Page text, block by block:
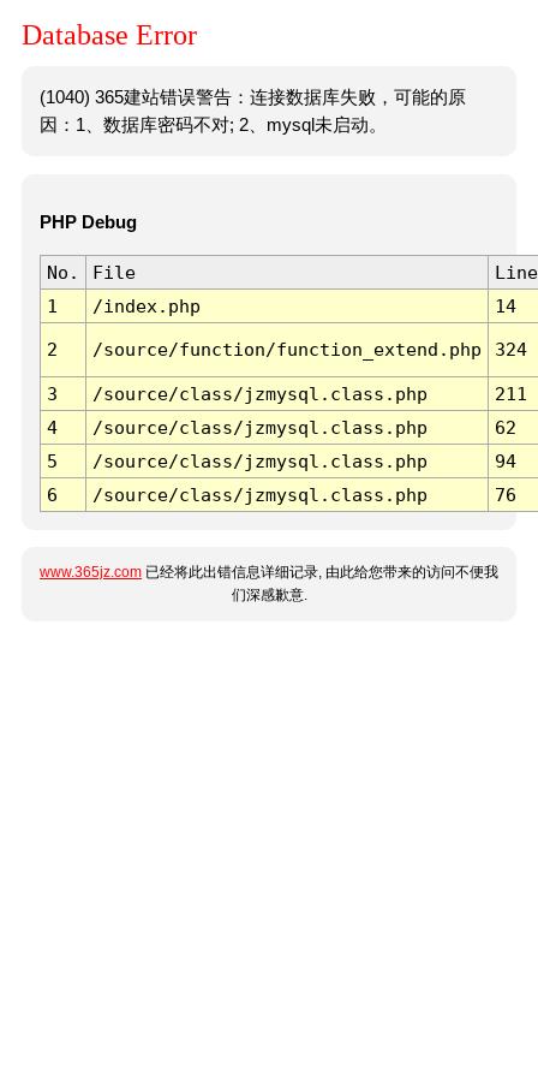
Database Error
(1040) 365建站错误警告：连接数据库失败，可能的原
因：1、数据库密码不对; 2、mysql未启动。
PHP Debug
No. File
Line
1
/index.php 14
2 /source/function/function_extend.php 324
3 /source/class/jzmysql.class.php
211
4
/source/class/jzmysql.class.php
62
5
/source/class/jzmysql.class.php
94
6
/source/class/jzmysql.class.php 76
www.365jz.com 已经将此出错信息详细记录, 由此给您带来的访问不便我
们深感歉意.